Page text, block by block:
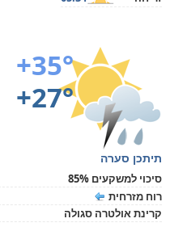
+35°
+27°
תיתכן סערה
סיכוי למשקעים 85%
רוח מזרחית
קרינת אולטרה סגולה